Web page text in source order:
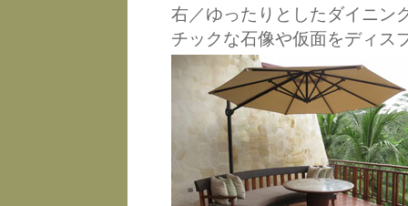
右／ゆったりとしたダイニン
チックな石像や仮面をディス